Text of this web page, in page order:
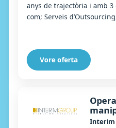
anys de trajectòria i amb
com; Serveis
Vore oferta
Interim